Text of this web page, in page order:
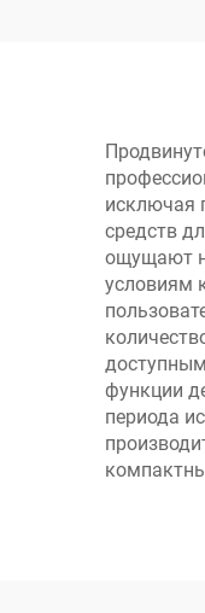
исключая
средств
ощущают
условиям
функции
периода